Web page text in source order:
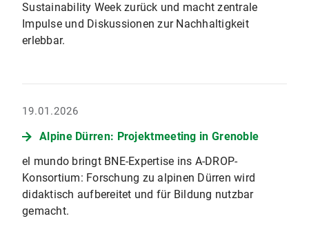
Sustainability Week zurück und macht zentrale
Impulse und Diskussionen zur Nachhaltigkeit
erlebbar.
19.01.2026
Alpine Dürren: Projektmeeting in Grenoble
el mundo bringt BNE-Expertise ins A-DROP-
Konsortium: Forschung zu alpinen Dürren wird
didaktisch aufbereitet und für Bildung nutzbar
gemacht.